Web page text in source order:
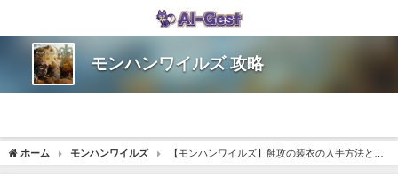
モンハンワイルズ 攻略
ホーム モンハンワイルズ
【モンハンワイルズ】蝕攻の装衣の入手方法と効
果【MHWilds】